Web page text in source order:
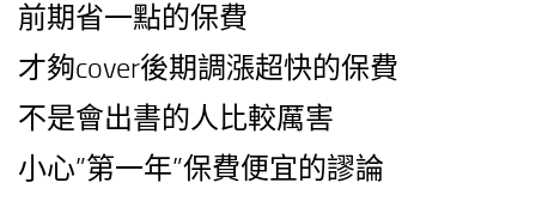
前期省一點的保費
才夠cover後期調漲超快的保費
不是會出書的人比較厲害
小心”第一年”保費便宜的謬論